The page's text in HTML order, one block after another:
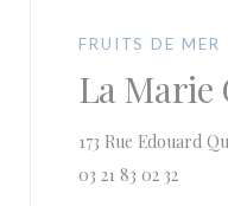
FRUITS DE MER
La Marie
173 Rue Edouard
03 21 83 02 32